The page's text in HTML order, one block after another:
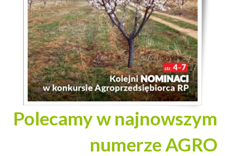
Polecamy w najnowszym
numerze AGRO